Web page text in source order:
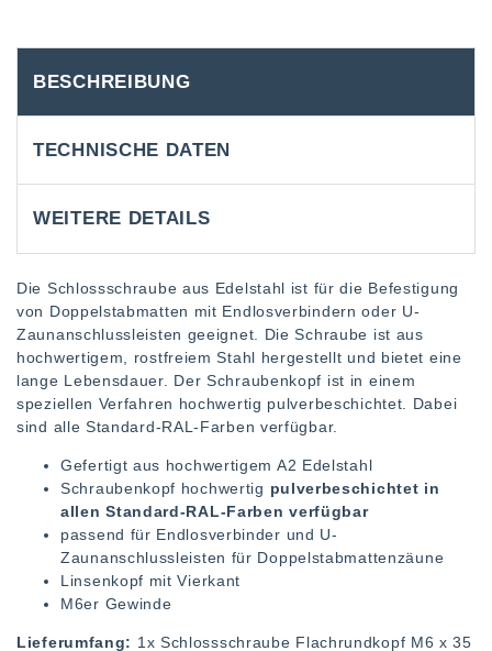
BESCHREIBUNG
TECHNISCHE DATEN
WEITERE DETAILS
Die Schlossschraube aus Edelstahl ist für die Befestigung
von Doppelstabmatten mit Endlosverbindern oder U-
Zaunanschlussleisten geeignet. Die Schraube ist aus
hochwertigem, rostfreiem Stahl hergestellt und bietet eine
lange Lebensdauer. Der Schraubenkopf ist in einem
speziellen Verfahren hochwertig pulverbeschichtet. Dabei
sind alle Standard-RAL-Farben verfügbar.
Gefertigt aus hochwertigem A2 Edelstahl
Schraubenkopf hochwertig pulverbeschichtet in
allen Standard-RAL-Farben verfügbar
passend für Endlosverbinder und U-
Zaunanschlussleisten für Doppelstabmattenzäune
Linsenkopf mit Vierkant
M6er Gewinde
Lieferumfang: 1x Schlossschraube Flachrundkopf M6 x 35